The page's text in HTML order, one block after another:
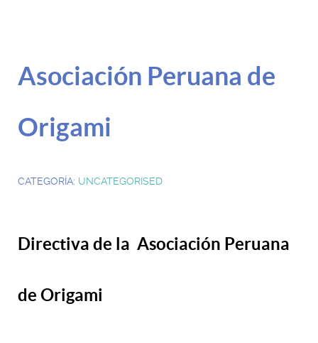
Asociación Peruana de
Origami
CATEGORÍA: UNCATEGORISED
Directiva de la Asociación Peruana
de Origami